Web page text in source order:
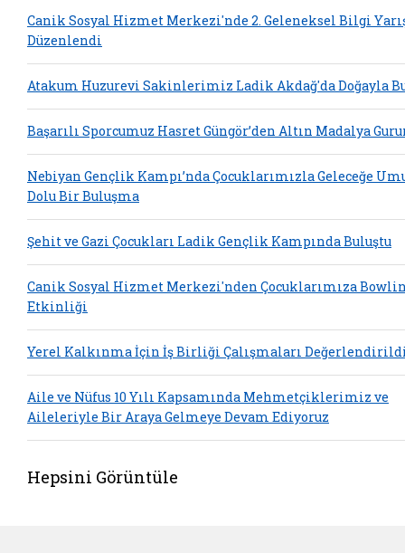
Canik Sosyal Hizmet Merkezi'nde 2. Geleneksel Bilgi
Düzenlendi
Atakum Huzurevi Sakinlerimiz Ladik Akdağ'da Doğayla
Başarılı Sporcumuz Hasret Güngör’den Altın Madalya
Nebiyan Gençlik Kampı’nda Çocuklarımızla Geleceğe
Dolu Bir Buluşma
Şehit ve Gazi Çocukları Ladik Gençlik Kampında Buluştu
Canik Sosyal Hizmet Merkezi'nden Çocuklarımıza
Etkinliği
Yerel Kalkınma İçin İş Birliği Çalışmaları
Aile ve Nüfus 10 Yılı Kapsamında Mehmetçiklerimiz ve
Aileleriyle Bir Araya Gelmeye Devam Ediyoruz
Hepsini Görüntüle